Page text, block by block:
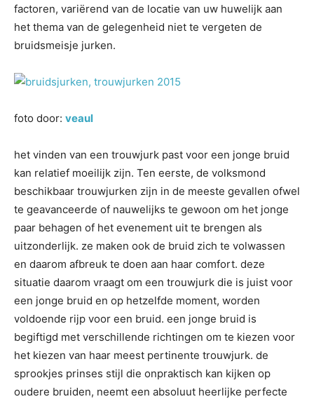
factoren, variërend van de locatie van uw huwelijk aan
het thema van de gelegenheid niet te vergeten de
bruidsmeisje jurken.
foto door: veaul
het vinden van een trouwjurk past voor een jonge bruid
kan relatief moeilijk zijn. Ten eerste, de volksmond
beschikbaar trouwjurken zijn in de meeste gevallen ofwel
te geavanceerde of nauwelijks te gewoon om het jonge
paar behagen of het evenement uit te brengen als
uitzonderlijk. ze maken ook de bruid zich te volwassen
en daarom afbreuk te doen aan haar comfort. deze
situatie daarom vraagt om een trouwjurk die is juist voor
een jonge bruid en op hetzelfde moment, worden
voldoende rijp voor een bruid. een jonge bruid is
begiftigd met verschillende richtingen om te kiezen voor
het kiezen van haar meest pertinente trouwjurk. de
sprookjes prinses stijl die onpraktisch kan kijken op
oudere bruiden, neemt een absoluut heerlijke perfecte